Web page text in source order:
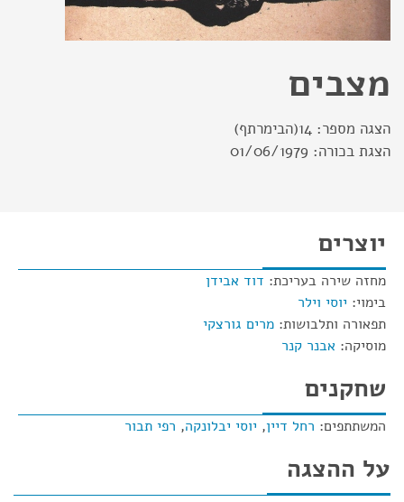
מצבים
הצגה מספר: 14(הבימרתף)
הצגת בכורה: 01/06/1979
יוצרים
מחזה שירה בעריכת: דוד אבידן
בימוי: יוסי וילר
תפאורה ותלבושות: מרים גורצקי
מוסיקה: אבנר קנר
שחקנים
המשתתפים: רחל דיין, יוסי יבלונקה, רפי תבור
על ההצגה